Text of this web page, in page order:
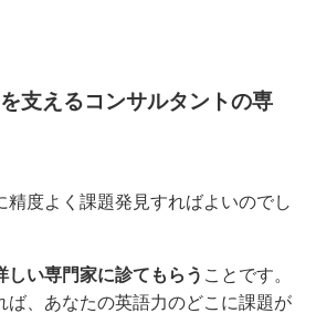
支えるコンサルタントの専
度よく課題発見すればよいのでし
しい専門家に診てもらう ことです。
ば、あなたの英語力のどこに課題が